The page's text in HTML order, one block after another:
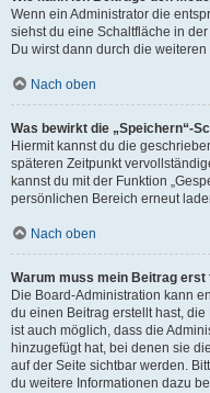
Wenn ein Administrator die
siehst du eine Schaltfläche in
Du wirst dann durch die
Nach oben
Was bewirkt die „Speichern“-
Hiermit kannst du die
späteren Zeitpunkt
kannst du mit der Funktion
persönlichen Bereich erneut
Nach oben
Warum muss mein Beitrag erst
Die Board-Administration kann
du einen Beitrag erstellt hast,
ist auch möglich, dass die
hinzugefügt hat, bei denen sie
auf der Seite sichtbar werden.
du weitere Informationen dazu